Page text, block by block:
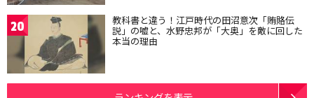
20 教科書と違う！江戸時代の田沼意次「賄賂伝
説」の嘘と、水野忠邦が「大奥」を敵に回した
本当の理由